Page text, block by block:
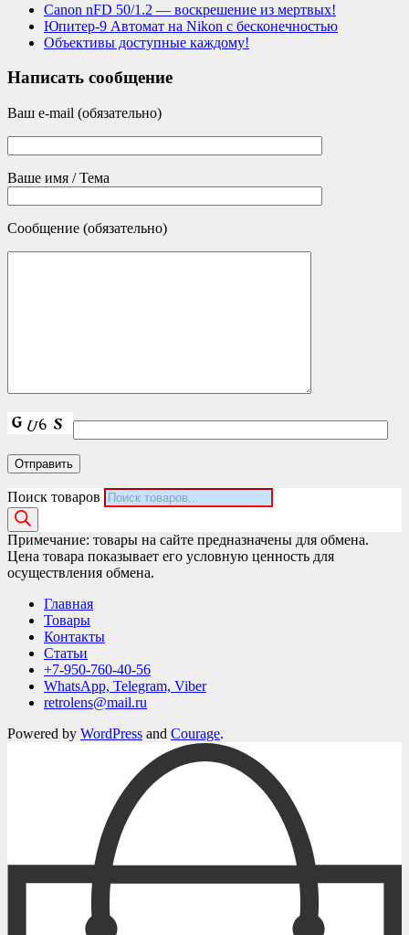
Canon nFD 50/1.2 — воскрешение из мертвых!
Юпитер-9 Автомат на Nikon с бесконечностью
Объективы доступные каждому!
Написать сообщение
Ваш e-mail (обязательно)
Ваше имя / Тема
Сообщение (обязательно)
Поиск товаров
Примечание: товары на сайте предназначены для обмена.
Цена товара показывает его условную ценность для
осуществления обмена.
Главная
Товары
Контакты
Статьи
+7-950-760-40-56
WhatsApp, Telegram, Viber
retrolens@mail.ru
Powered by WordPress and Courage.